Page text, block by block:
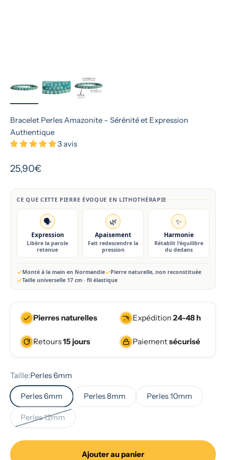
Bracelet Perles Amazonite – Sérénité et Expression
Authentique
3 avis
Prix de vente
25,90€
CE QUE CETTE PIERRE ÉVOQUE EN LITHOTHÉRAPIE
🗣️
Expression
Libère la parole
retenue
🌿
Apaisement
Fait redescendre la
pression
✨
Harmonie
Rétablit l'équilibre
du dedans
Monté à la main en Normandie
Pierre naturelle, non reconstituée
Taille universelle 17 cm · fil élastique
Pierres naturelles Expédition24-48 h
Retours15 jours Paiementsécurisé
Taille:Perles 6mm
Perles 6mm Perles 8mm Perles 10mm
Perles 12mm
Ajouter au panier